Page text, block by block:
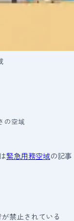
の空域
緊急用務空域の記事
禁止されている